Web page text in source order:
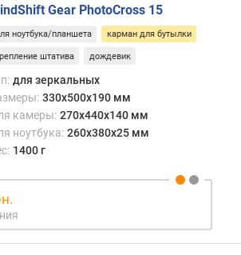
Gear PhotoCross 15
ноутбука/планшета карман для бутылки
штатива дождевик
для зеркальных
330x500x190 мм
камеры: 270x440x140 мм
ноутбука: 260x380x25 мм
1400 г